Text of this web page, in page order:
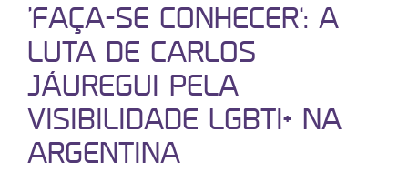
‘FAÇA-SE CONHECER’: A
LUTA DE CARLOS
JÁUREGUI PELA
VISIBILIDADE LGBTI+ NA
ARGENTINA